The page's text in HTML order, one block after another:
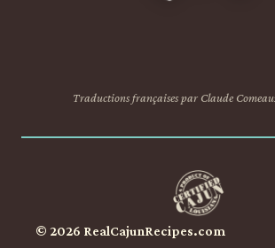
Traductions françaises par Claude
© 2026 RealCajunRecipes.com